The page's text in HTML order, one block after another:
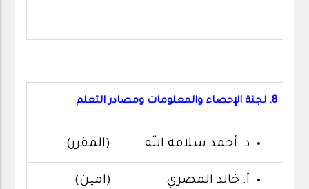
8. لجنة الإحصاء والمعلومات ومصادر التعلم
د. أحمد سلامة الله (المقرر)
أ. خالد المصري (امين)